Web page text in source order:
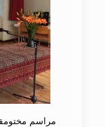
مراسم